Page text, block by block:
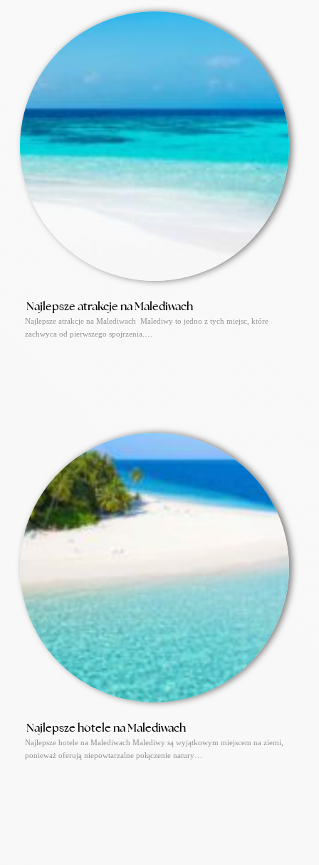
Najlepsze atrakcje na Malediwach
Najlepsze atrakcje na Malediwach Malediwy to jedno z tych miejsc, które
zachwyca od pierwszego spojrzenia.…
Najlepsze hotele na Malediwach
Najlepsze hotele na Malediwach Malediwy są wyjątkowym miejscem na ziemi,
ponieważ oferują niepowtarzalne połączenie natury…